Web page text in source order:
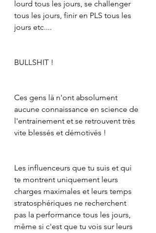
lourd tous les jours, se challenger
tous les jours, finir en PLS tous les
jours etc....
BULLSHIT !
Ces gens là n'ont absolument
aucune connaissance en science de
l'entrainement et se retrouvent très
vite blessés et démotivés !
Les influenceurs que tu suis et qui
te montrent uniquement leurs
charges maximales et leurs temps
stratosphériques ne recherchent
pas la performance tous les jours,
même si c'est que tu vois sur leurs